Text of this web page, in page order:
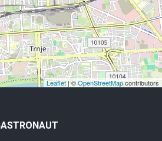
Leaflet| ©OpenStreetMapcontributors